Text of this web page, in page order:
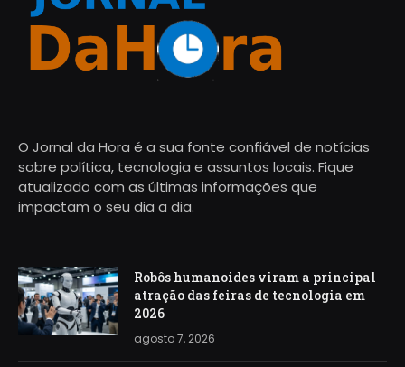
O Jornal da Hora é a sua fonte confiável de notícias
sobre política, tecnologia e assuntos locais. Fique
atualizado com as últimas informações que
impactam o seu dia a dia.
Robôs humanoides viram a principal
atração das feiras de tecnologia em
2026
agosto 7, 2026